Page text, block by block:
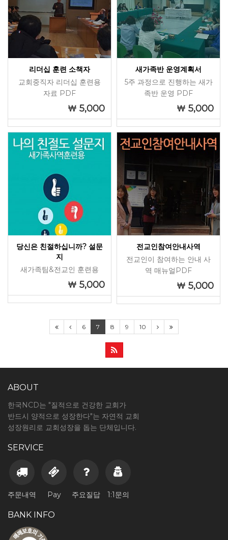
리더십 훈련 소책자
교회중직자 리더십 훈련용
자료 PDF
5,000
새가족반 운영계획서
5주 과정으로 진행하는 새가
족반 운영 PDF
5,000
당신은 친절하십니까? 설문
지
새가족팀&전교인 훈련용
5,000
전교인참여안내사역
전교인이 참여하는 안내 사
역 매뉴얼PDF
5,000
6 7 8 9 10
ABOUT
한국NCD는 "질적으로 건강한 교회가
반드시 양적으로 성장한다"는 자연적 교회
성장원리로 교회성장을 돕는 단체입니다.
SERVICE
주문내역 Pay 주요질답 1:1문의
BANK INFO